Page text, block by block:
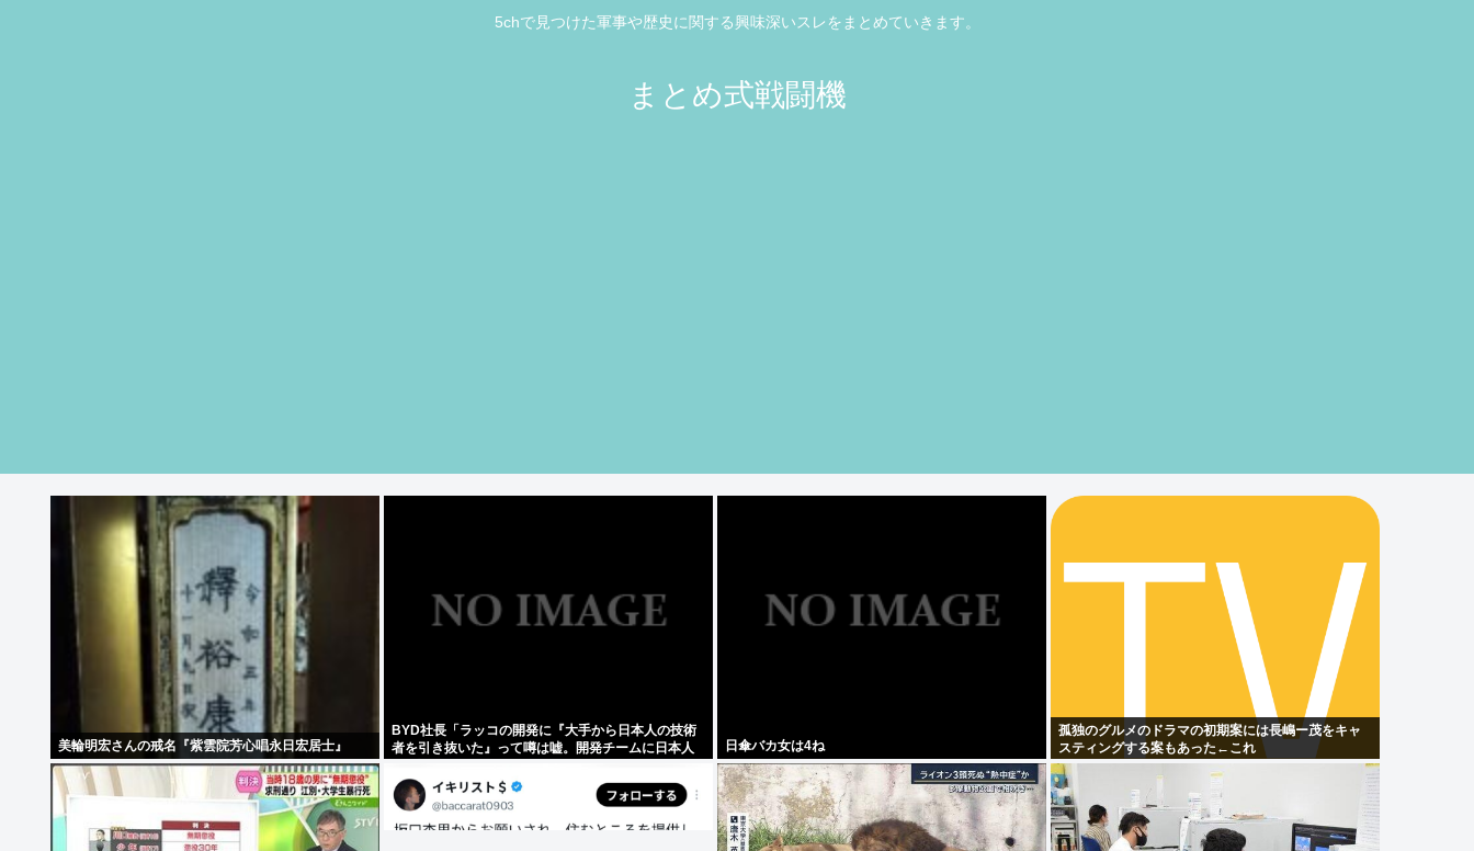
5chで見つけた軍事や歴史に関する興味深いスレをまとめていきます。
まとめ式戦闘機
美輪明宏さんの戒名『紫雲院芳心唱永日宏居士』
BYD社長「ラッコの開発に『大手から日本人の技術
者を引き抜いた』って噂は嘘。開発チームに日本人
日傘バカ女は4ね
孤独のグルメのドラマの初期案には長嶋ー茂をキャ
スティングする案もあった←これ